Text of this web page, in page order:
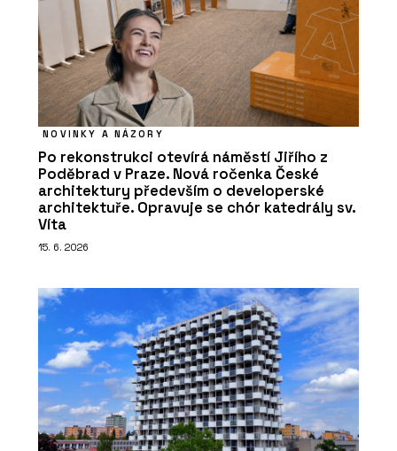
NOVINKY A NÁZORY
Po rekonstrukci otevírá náměstí Jiřího z
Poděbrad v Praze. Nová ročenka České
architektury především o developerské
architektuře. Opravuje se chór katedrály sv.
Víta
15. 6. 2026